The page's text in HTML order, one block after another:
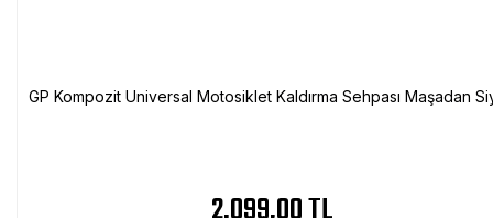
GP Kompozit Universal Motosiklet Kaldırma Sehpası Maşadan